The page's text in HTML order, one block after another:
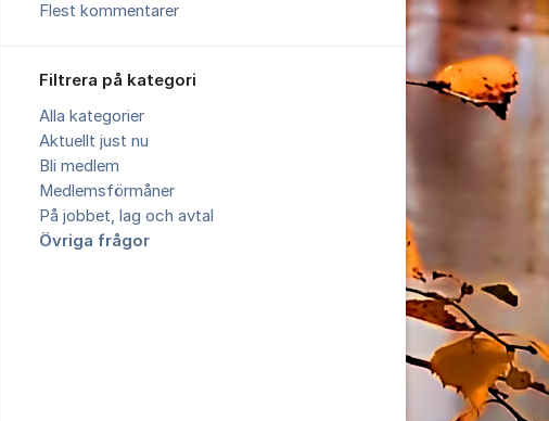
Flest kommentarer
Filtrera på kategori
Alla kategorier
Aktuellt just nu
Bli medlem
Medlemsförmåner
På jobbet, lag och avtal
Övriga frågor